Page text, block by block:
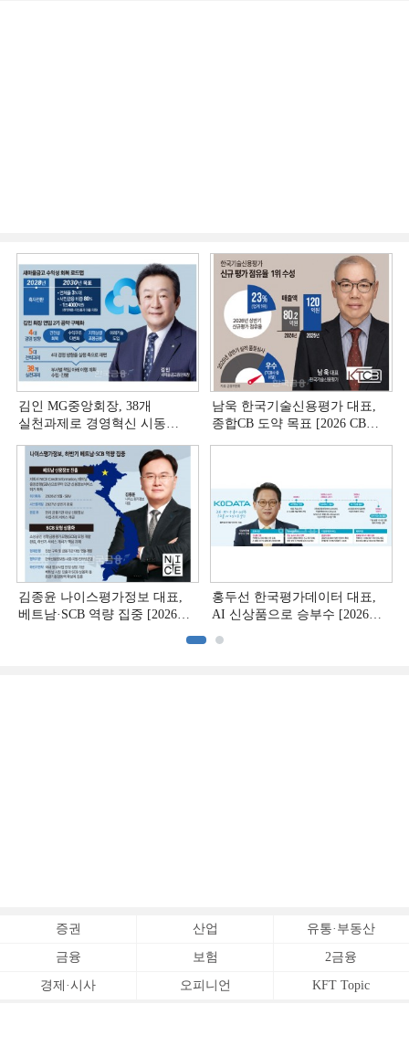
김인 MG중앙회장, 38개
실천과제로 경영혁신 시동
남욱 한국기술신용평가 대표,
종합CB 도약 목표 [2026 CB사
김종윤 나이스평가정보 대표,
베트남·SCB 역량 집중 [2026
홍두선 한국평가데이터 대표,
AI 신상품으로 승부수 [2026
증권 산업 유통·부동산
금융 보험 2금융
경제·시사 오피니언 KFT Topic